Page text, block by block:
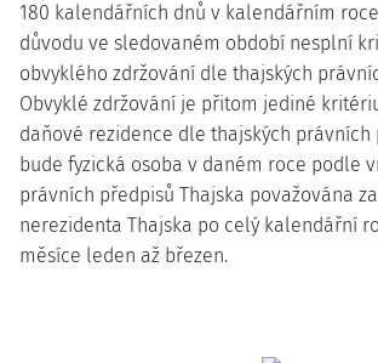
180 kalendářních dnů v kalendářním
důvodu ve sledovaném období nesplní
obvyklého zdržování dle thajských
Obvyklé zdržování je přitom jediné
daňové rezidence dle thajských právních
bude fyzická osoba v daném roce podle
právních předpisů Thajska považována za
nerezidenta Thajska po celý kalendářní
měsíce leden až březen.